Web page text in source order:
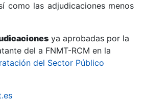
como las adjudicaciones menos
ya aprobadas por la
del a FNMT-RCM en la
del Sector Público